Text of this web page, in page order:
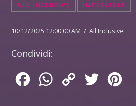
ALL INCLUSIVE INTERVISTE
10/12/2025 12:00:00 AM / All Inclusive
Condividi:
FacebookWhatsApp
Copy
Twitter